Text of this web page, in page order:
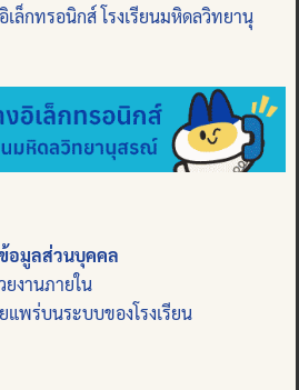
เล็กทรอนิกส์ โรงเรียนมหิดลวิทยานุ
อมูลส่วนบุคคล
งานภายใน
แพร่บนระบบของโรงเรียน